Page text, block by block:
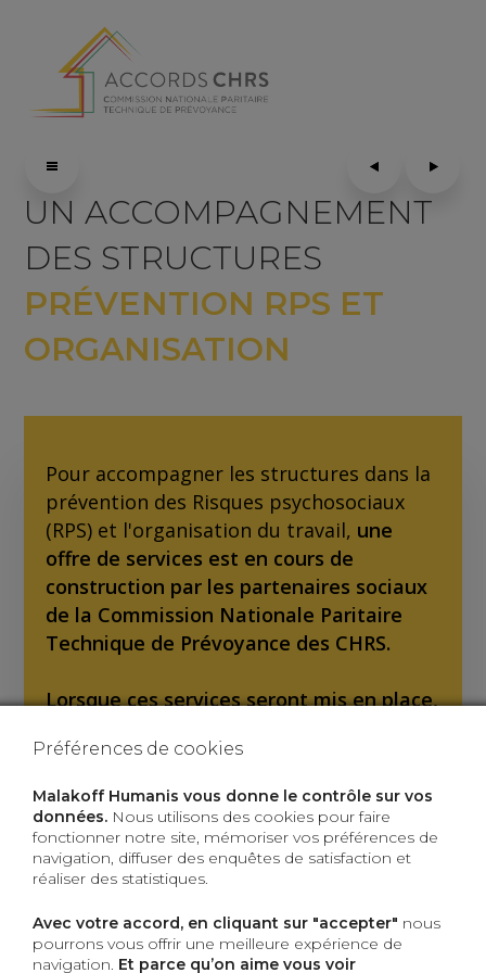
UN ACCOMPAGNEMENT
DES STRUCTURES
PRÉVENTION RPS ET
ORGANISATION
Pour accompagner les structures dans la
prévention des Risques psychosociaux
(RPS) et l'organisation du travail, une
offre de services est en cours de
construction par les partenaires sociaux
de la Commission Nationale Paritaire
Technique de Prévoyance des CHRS.
Lorsque ces services seront mis en place,
et cette page sera mise à jour afin de
vous faire découvrir et bénéficier de cet
accompagnement.
À VENIR
Préférences de cookies
Malakoff Humanis vous donne le contrôle sur vos
données. Nous utilisons des cookies pour faire
fonctionner notre site, mémoriser vos préférences de
navigation, diffuser des enquêtes de satisfaction et
réaliser des statistiques.
Avec votre accord, en cliquant sur "accepter" nous
pourrons vous offrir une meilleure expérience de
navigation. Et parce qu’on aime vous voir